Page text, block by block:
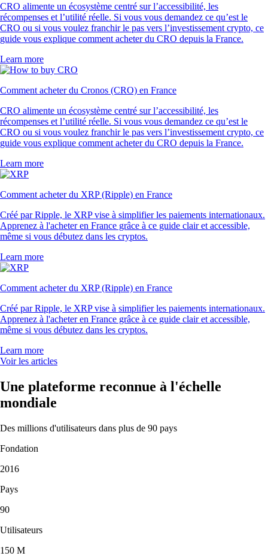
CRO alimente un écosystème centré sur l’accessibilité, les
récompenses et l’utilité réelle. Si vous vous demandez ce qu’est le
CRO ou si vous voulez franchir le pas vers l’investissement crypto, ce
guide vous explique comment acheter du CRO depuis la France.
Learn more
Comment acheter du Cronos (CRO) en France
CRO alimente un écosystème centré sur l’accessibilité, les
récompenses et l’utilité réelle. Si vous vous demandez ce qu’est le
CRO ou si vous voulez franchir le pas vers l’investissement crypto, ce
guide vous explique comment acheter du CRO depuis la France.
Learn more
Comment acheter du XRP (Ripple) en France
Créé par Ripple, le XRP vise à simplifier les paiements internationaux.
Apprenez à l'acheter en France grâce à ce guide clair et accessible,
même si vous débutez dans les cryptos.
Learn more
Comment acheter du XRP (Ripple) en France
Créé par Ripple, le XRP vise à simplifier les paiements internationaux.
Apprenez à l'acheter en France grâce à ce guide clair et accessible,
même si vous débutez dans les cryptos.
Learn more
Voir les articles
Une plateforme reconnue à l'échelle
mondiale
Des millions d'utilisateurs dans plus de 90 pays
Fondation
2016
Pays
90
Utilisateurs
150 M